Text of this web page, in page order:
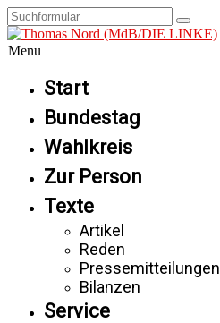
Menu
Start
Bundestag
Wahlkreis
Zur Person
Texte
Artikel
Reden
Pressemitteilungen
Bilanzen
Service